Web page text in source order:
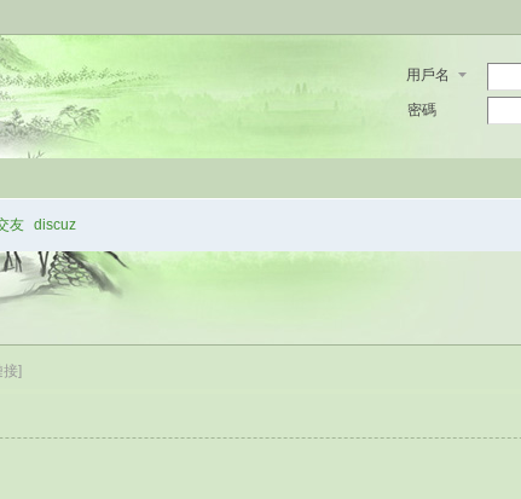
用戶名
密碼
友 discuz
接]